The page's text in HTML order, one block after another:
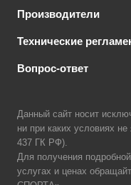
Производители
Технические
Вопрос-ответ
Данный сайт носит
ни при каких условиях
437 ГК РФ).
Для получения
услугах и ценах